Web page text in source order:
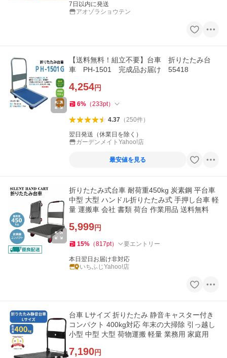
7日以内に発送
アオゾラショウテン
【送料無料！組立不要】台車 折りたたみ台
車 PH-1501 完成品お届け 55418
4,254円
6% （233pt）
4.37（250件）
翌日発送（休業日を除く）
ガーデンメイトYahoo!店
最安値を見る
折りたたみ式台車 耐荷重450kg 炭素鋼 平台車
中型 大型 ハンドル折りたたみ式 手押し台車 軽
量 運搬車 会社 書類 荷台 作業用品 送料無料
5,999円
15% （817pt） 要エントリー
本日翌日お届け非対応
いちふじYahoo!店
台車 Lサイズ 折りたたみ 静音キャスター付き
コンパクト 400kg対応 年末の大掃除 引っ越し
小型 中型 大型 荷物運搬 軽量 業務用 家庭用
7,190円